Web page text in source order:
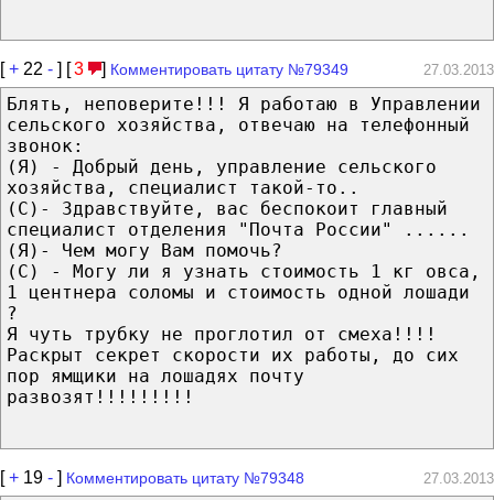
[+ 22 - ] [3 ] Комментировать цитату №79349 27.03.2013
Блять, неповерите!!! Я работаю в Управлении
сельского хозяйства, отвечаю на телефонный
звонок:
(Я) - Добрый день, управление сельского
хозяйства, специалист такой-то..
(С)- Здравствуйте, вас беспокоит главный
специалист отделения "Почта России" ......
(Я)- Чем могу Вам помочь?
(С) - Могу ли я узнать стоимость 1 кг овса,
1 центнера соломы и стоимость одной лошади
?
Я чуть трубку не проглотил от смеха!!!!
Раскрыт секрет скорости их работы, до сих
пор ямщики на лошадях почту
развозят!!!!!!!!!
[+ 19 - ] Комментировать цитату №79348 27.03.2013